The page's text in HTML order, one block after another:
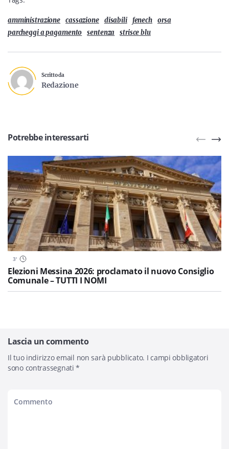
amministrazione cassazione disabili fenech orsa
parcheggi a pagamento
sentenza strisce blu
Scritto da
Redazione
Potrebbe interessarti
3'
Elezioni Messina 2026: proclamato il nuovo Consiglio
Comunale – TUTTI I NOMI
Lascia un commento
Il tuo indirizzo email non sarà pubblicato. I campi obbligatori
sono contrassegnati*